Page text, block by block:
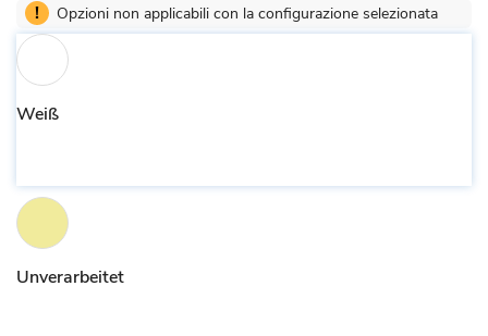
! Opzioni non applicabili con la configurazione selezionata
Weiß
Unverarbeitet